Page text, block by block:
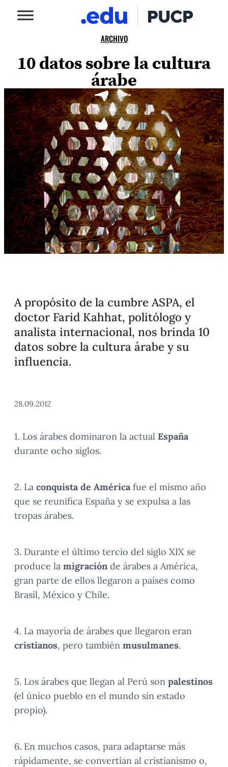
ARCHIVO
10 datos sobre la cultura
árabe
A propósito de la cumbre ASPA, el
doctor Farid Kahhat, politólogo y
analista internacional, nos brinda 10
datos sobre la cultura árabe y su
influencia.
28.09.2012
1. Los árabes dominaron la actual España
durante ocho siglos.
2. La conquista de Américafue el mismo año
que se reunifica España y se expulsa a las
tropas árabes.
3. Durante el último tercio del siglo XIX se
produce la migración de árabes a América,
gran parte de ellos llegaron a países como
Brasil, México y Chile.
4. La mayoría de árabes que llegaron eran
cristianos, pero también musulmanes.
5. Los árabes que llegan al Perú son palestinos
(el único pueblo en el mundo sin estado
propio).
6. En muchos casos, para adaptarse más
rápidamente, se convertían al cristianismo o,